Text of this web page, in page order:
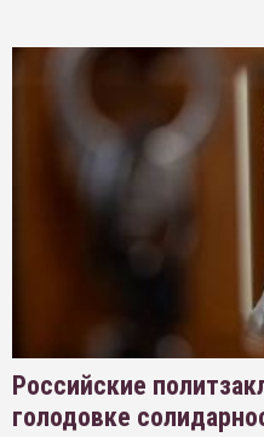
Российские
голодовке